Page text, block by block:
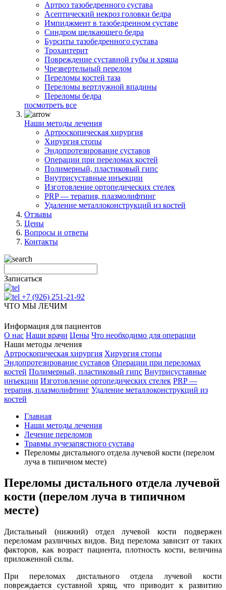
Артроз тазобедренного сустава
Асептический некроз головки бедра
Импиджмент в тазобедренном суставе
Синдром щелкающего бедра
Бурситы тазобедренного сустава
Трохантерит
Повреждение суставной губы и хряща
Чрезвертельный перелом
Переломы костей таза
Переломы вертлужной впадины
Переломы бедра
посмотреть все
Наши методы лечения
Артроскопическая хирургия
Хирургия стопы
Эндопротезирование суставов
Операции при переломах костей
Полимерный, пластиковый гипс
Внутрисуставные инъекции
Изготовление ортопедических стелек
PRP — терапия, плазмолифтинг
Удаление металлоконструкций из костей
Отзывы
Цены
Вопросы и ответы
Контакты
Записаться
+7 (926) 251-21-92
ЧТО МЫ ЛЕЧИМ
Информация для пациентов
О нас Наши врачи Цены Что необходимо для операции
Наши методы лечения
Артроскопическая хирургия Хирургия стопы
Эндопротезирование суставов Операции при переломах
костей Полимерный, пластиковый гипс Внутрисуставные
инъекции Изготовление ортопедических стелек PRP —
терапия, плазмолифтинг Удаление металлоконструкций из
костей
Главная
Наши методы лечения
Лечение переломов
Травмы лучезапястного сустава
Переломы дистального отдела лучевой кости (перелом
луча в типичном месте)
Переломы дистального отдела лучевой
кости (перелом луча в типичном
месте)
Дистальный (нижний) отдел лучевой кости подвержен
переломам различных видов. Вид перелома зависит от таких
факторов, как возраст пациента, плотность кости, величина
приложенной силы.
При переломах дистального отдела лучевой кости
повреждается суставной хрящ, что приводит к развитию